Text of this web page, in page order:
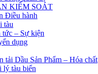
KIỂM SOÁT
Điều hành
tàu
tức – Sự kiện
dụng
tải Dầu Sản Phẩm – Hóa chất
lý tàu biển